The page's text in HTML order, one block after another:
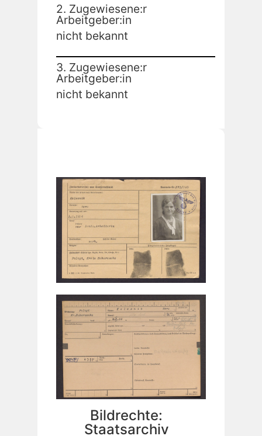
2. Zugewiesene:r
Arbeitgeber:in
nicht bekannt
3. Zugewiesene:r
Arbeitgeber:in
nicht bekannt
Bildrechte:
Staatsarchiv